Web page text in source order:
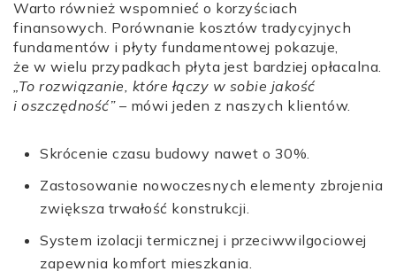
Warto również wspomnieć o korzyściach
finansowych. Porównanie kosztów tradycyjnych
fundamentów i płyty fundamentowej pokazuje,
że w wielu przypadkach płyta jest bardziej opłacalna.
„To rozwiązanie, które łączy w sobie jakość
i oszczędność”– mówi jeden z naszych klientów.
Skrócenie czasu budowy nawet o 30%.
Zastosowanie nowoczesnych elementy zbrojenia
zwiększa trwałość konstrukcji.
System izolacji termicznej i przeciwwilgociowej
zapewnia komfort mieszkania.